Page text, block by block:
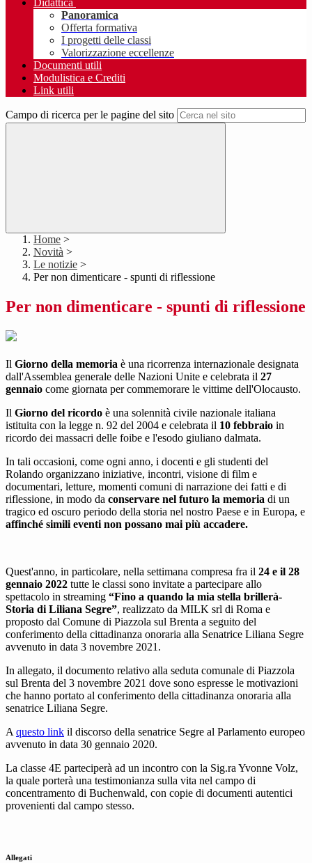
Didattica
Panoramica
Offerta formativa
I progetti delle classi
Valorizzazione eccellenze
Documenti utili
Modulistica e Crediti
Link utili
Campo di ricerca per le pagine del sito
Home >
Novità >
Le notizie >
Per non dimenticare - spunti di riflessione
Per non dimenticare - spunti di riflessione
Il Giorno della memoria è una ricorrenza internazionale designata
dall'Assemblea generale delle Nazioni Unite e celebrata il 27
gennaio come giornata per commemorare le vittime dell'Olocausto.
Il Giorno del ricordo è una solennità civile nazionale italiana
istituita con la legge n. 92 del 2004 e celebrata il 10 febbraio in
ricordo dei massacri delle foibe e l'esodo giuliano dalmata.
In tali occasioni, come ogni anno, i docenti e gli studenti del
Rolando organizzano iniziative, incontri, visione di film e
documentari, letture, momenti comuni di narrazione dei fatti e di
riflessione, in modo da conservare nel futuro la memoria di un
tragico ed oscuro periodo della storia nel nostro Paese e in Europa, e
affinché simili eventi non possano mai più accadere.
Quest'anno, in particolare, nella settimana compresa fra il 24 e il 28
gennaio 2022 tutte le classi sono invitate a partecipare allo
spettacolo in streaming “Fino a quando la mia stella brillerà-
Storia di Liliana Segre”, realizzato da MILK srl di Roma e
proposto dal Comune di Piazzola sul Brenta a seguito del
conferimento della cittadinanza onoraria alla Senatrice Liliana Segre
avvenuto in data 3 novembre 2021.
In allegato, il documento relativo alla seduta comunale di Piazzola
sul Brenta del 3 novembre 2021 dove sono espresse le motivazioni
che hanno portato al conferimento della cittadinanza onoraria alla
senatrice Liliana Segre.
Aquesto link il discorso della senatrice Segre al Parlamento europeo
avvenuto in data 30 gennaio 2020.
La classe 4E parteciperà ad un incontro con la Sig.ra Yvonne Volz,
la quale porterà una testimonianza sulla vita nel campo di
concentramento di Buchenwald, con copie di documenti autentici
provenienti dal campo stesso.
Allegati